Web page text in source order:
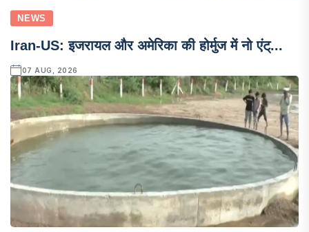
NEWS
Iran-US: इजरायल और अमेरिका की होर्मुज में नो एंट्...
07 AUG, 2026